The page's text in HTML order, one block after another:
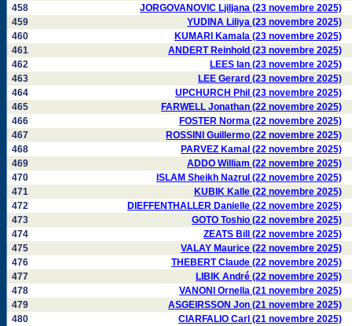
458
JORGOVANOVIC Ljiljana (23 novembre 2025)
459
YUDINA Liliya (23 novembre 2025)
460
KUMARI Kamala (23 novembre 2025)
461
ANDERT Reinhold (23 novembre 2025)
462
LEES Ian (23 novembre 2025)
463
LEE Gerard (23 novembre 2025)
464
UPCHURCH Phil (23 novembre 2025)
465
FARWELL Jonathan (22 novembre 2025)
466
FOSTER Norma (22 novembre 2025)
467
ROSSINI Guillermo (22 novembre 2025)
468
PARVEZ Kamal (22 novembre 2025)
469
ADDO William (22 novembre 2025)
470
ISLAM Sheikh Nazrul (22 novembre 2025)
471
KUBIK Kalle (22 novembre 2025)
472
DIEFFENTHALLER Danielle (22 novembre 2025)
473
GOTO Toshio (22 novembre 2025)
474
ZEATS Bill (22 novembre 2025)
475
VALAY Maurice (22 novembre 2025)
476
THEBERT Claude (22 novembre 2025)
477
LIBIK André (22 novembre 2025)
478
VANONI Ornella (21 novembre 2025)
479
ASGEIRSSON Jon (21 novembre 2025)
480
CIARFALIO Carl (21 novembre 2025)